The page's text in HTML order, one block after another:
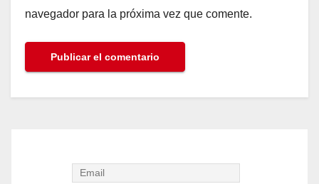
navegador para la próxima vez que comente.